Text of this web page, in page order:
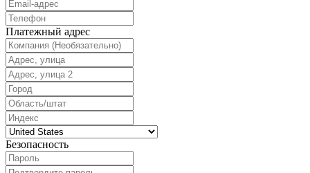
Платежный адрес
Безопасность